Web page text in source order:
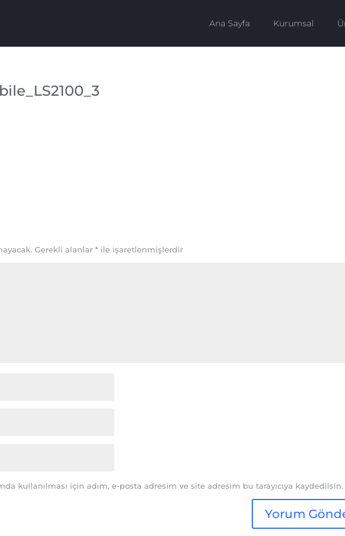
Ana Sayfa Kurumsal
Gerekli alanlar* ile işaretlenmişlerdir
kullanılması için adım, e-posta adresim ve site adresim bu tarayıcıya kaydedilsin.